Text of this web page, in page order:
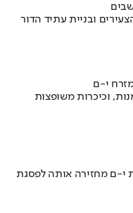
ובניית עתיד הדור
י-ם
וכיכרות משופצות
י-ם מחזירה אותה לפסגת